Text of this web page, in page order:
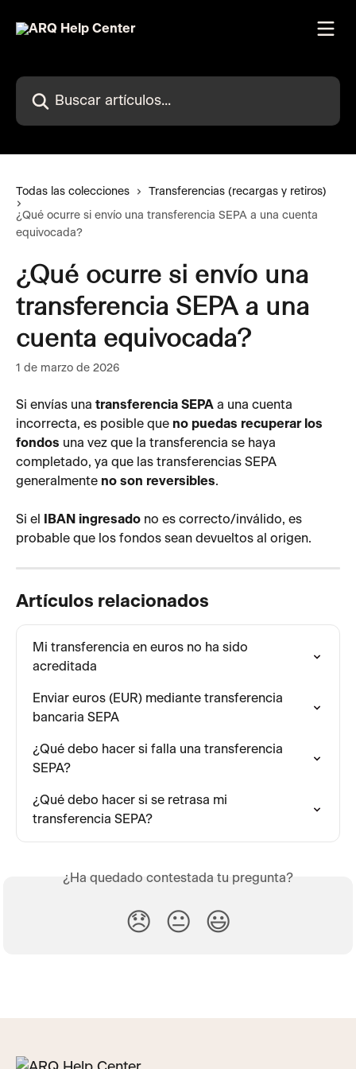
Buscar artículos...
Todas las colecciones Transferencias (recargas y retiros)
¿Qué ocurre si envío una transferencia SEPA a una cuenta
equivocada?
¿Qué ocurre si envío una
transferencia SEPA a una
cuenta equivocada?
1 de marzo de 2026
Si envías una transferencia SEPA a una cuenta
incorrecta, es posible que no puedas recuperar los
fondos una vez que la transferencia se haya
completado, ya que las transferencias SEPA
generalmente no son reversibles.
Si el IBAN ingresado no es correcto/inválido, es
probable que los fondos sean devueltos al origen.
Artículos relacionados
Mi transferencia en euros no ha sido
acreditada
Enviar euros (EUR) mediante transferencia
bancaria SEPA
¿Qué debo hacer si falla una transferencia
SEPA?
¿Qué debo hacer si se retrasa mi
transferencia SEPA?
¿Ha quedado contestada tu pregunta?
😞 😐 😃